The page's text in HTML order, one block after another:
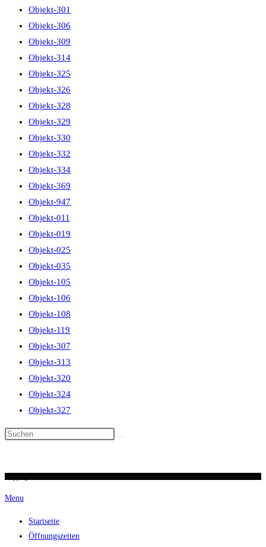
Objekt-301
Objekt-306
Objekt-309
Objekt-314
Objekt-325
Objekt-326
Objekt-328
Objekt-329
Objekt-330
Objekt-332
Objekt-334
Objekt-369
Objekt-947
Objekt-011
Objekt-019
Objekt-025
Objekt-035
Objekt-105
Objekt-106
Objekt-108
Objekt-119
Objekt-307
Objekt-313
Objekt-320
Objekt-324
Objekt-327
Diese
Menu
Startseite
Öffnungszeiten